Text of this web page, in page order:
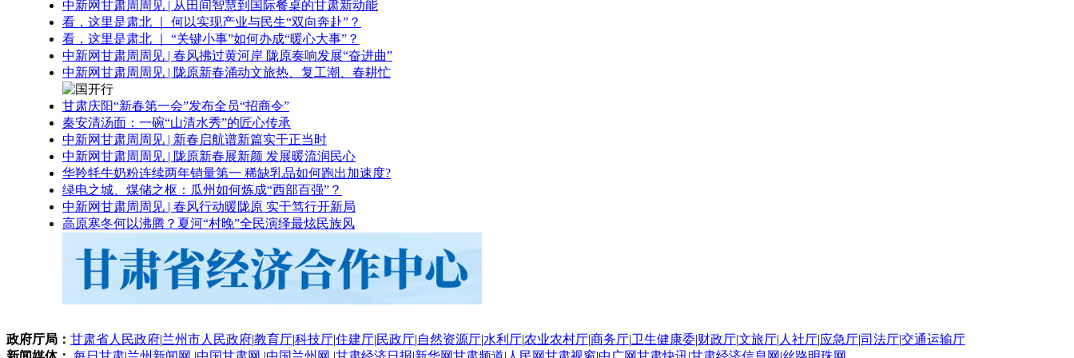
中新网甘肃周周见 | 从田间智慧到国际餐桌的甘肃新动能
看，这里是肃北 ｜ 何以实现产业与民生“双向奔赴”？
看，这里是肃北 ｜ “关键小事”如何办成“暖心大事”？
中新网甘肃周周见 | 春风拂过黄河岸 陇原奏响发展“奋进曲”
中新网甘肃周周见 | 陇原新春涌动文旅热、复工潮、春耕忙
甘肃庆阳“新春第一会”发布全员“招商令”
秦安清汤面：一碗“山清水秀”的匠心传承
中新网甘肃周周见 | 新春启航谱新篇实干正当时
中新网甘肃周周见 | 陇原新春展新颜 发展暖流润民心
华羚牦牛奶粉连续两年销量第一 稀缺乳品如何跑出加速度?
绿电之城、煤储之枢：瓜州如何炼成“西部百强”？
中新网甘肃周周见 | 春风行动暖陇原 实干笃行开新局
高原寒冬何以沸腾？夏河“村晚”全民演绎最炫民族风
政府厅局： 甘肃省人民政府|兰州市人民政府|教育厅|科技厅|住建厅|民政厅|自然资源厅|水利厅|农业农村厅|商务厅|卫生健康委|财政厅|文旅厅| 人社厅|应急厅|司法厅|交通运输厅